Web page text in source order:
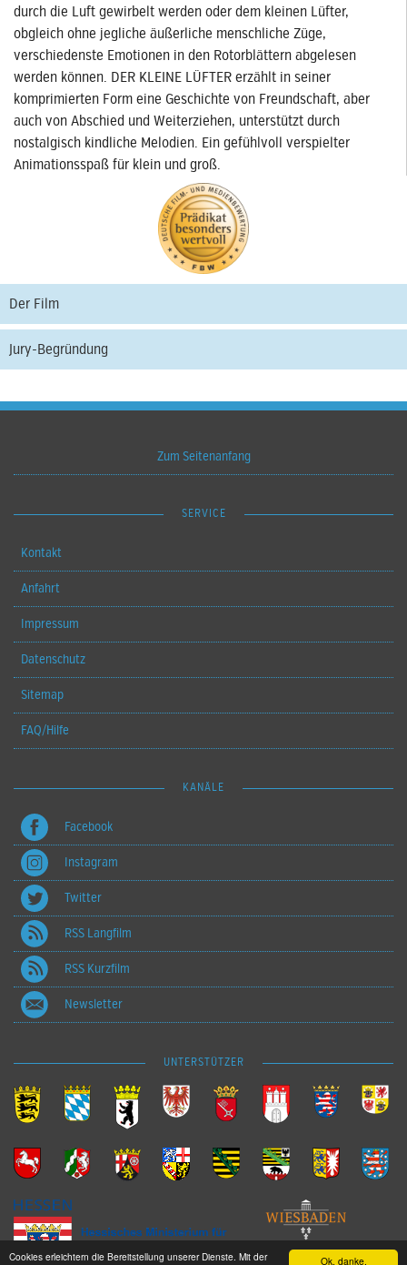
Ok, danke.
Cookies erleichtern die Bereitstellung unserer Dienste. Mit der
durch die Luft gewirbelt werden oder dem kleinen Lüfter,
obgleich ohne jegliche äußerliche menschliche Züge,
verschiedenste Emotionen in den Rotorblättern abgelesen
werden können. DER KLEINE LÜFTER erzählt in seiner
komprimierten Form eine Geschichte von Freundschaft, aber
auch von Abschied und Weiterziehen, unterstützt durch
nostalgisch kindliche Melodien. Ein gefühlvoll verspielter
Animationsspaß für klein und groß.
Der Film
Jury-Begründung
Zum Seitenanfang
SERVICE
Kontakt
Anfahrt
Impressum
Datenschutz
Sitemap
FAQ/Hilfe
KANÄLE
Facebook
Instagram
Twitter
RSS Langfilm
RSS Kurzfilm
Newsletter
UNTERSTÜTZER